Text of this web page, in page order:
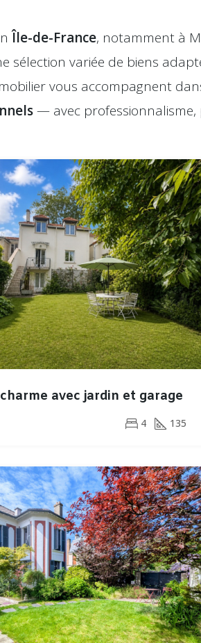
Île-de-France, notamment à
sélection variée de biens
vous accompagnent
— avec professionnalisme,
avec jardin et garage
4 135